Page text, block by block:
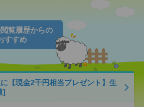
覧履歴からの
すすめ
【現金2千円相当プレゼント】生
]